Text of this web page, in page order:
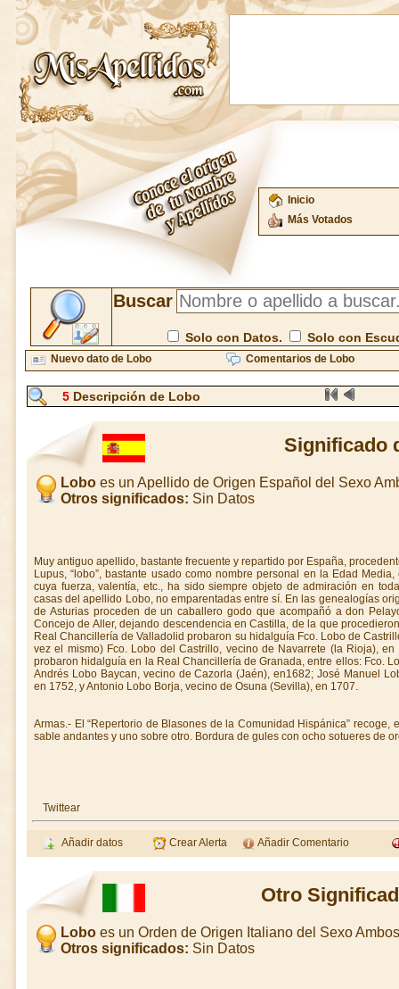
Inicio
Más Votados
Buscar
Solo con Datos. Solo con
Nuevo dato de Lobo Comentarios de Lobo
5Descripción de Lobo
Significado
Lobo es un Apellido de Origen Español del Sexo
Otros significados: Sin Datos
Muy antiguo apellido, bastante frecuente y repartido por España,
Lupus, “lobo”, bastante usado como nombre personal en la Edad
cuya fuerza, valentía, etc., ha sido siempre objeto de admiración en
casas del apellido Lobo, no emparentadas entre sí. En las genealogías
de Asturias proceden de un caballero godo que acompañó a don
Concejo de Aller, dejando descendencia en Castilla, de la que
Real Chancillería de Valladolid probaron su hidalguía Fco. Lobo de
vez el mismo) Fco. Lobo del Castrillo, vecino de Navarrete (la Rioja),
probaron hidalguía en la Real Chancillería de Granada, entre ellos: Fco.
Andrés Lobo Baycan, vecino de Cazorla (Jaén), en1682; José Manuel
en 1752, y Antonio Lobo Borja, vecino de Osuna (Sevilla), en 1707.
Armas.- El “Repertorio de Blasones de la Comunidad Hispánica”
sable andantes y uno sobre otro. Bordura de gules con ocho sotueres de
Twittear
Añadir datos Crear Alerta Añadir Comentario
Otro
Lobo es un Orden de Origen Italiano del Sexo Ambos
Otros significados: Sin Datos